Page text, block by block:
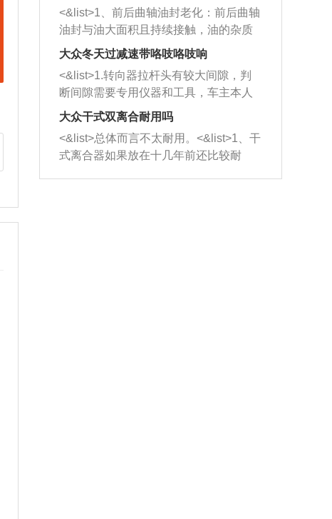
西取出来。但如果是因为积碳过多引起
的堵塞，就需要将三元催化器泡在草酸
洗剂对堵塞的情况得到解决，将清洗剂
放在燃油箱中，与燃油混合后，车辆启
动时，就可以和汽油一起进入到燃烧
室，最后形成废气排出，就可以让三元
催化器得到清洗，排气管堵塞的情况就
能够得到解决。
一圈半的练习，往右同样也要打相同的
圈数。 <&list>3、最后强调要反复练
习，这样就可以形成肌肉记忆，在真实
驾驶车辆时，不需要记忆也能打好方
向。
<&list>1、前后曲轴油封老化：前后曲轴
油封与油大面积且持续接触，油的杂质
和发动机内持续温度变化使其密封效果
逐渐减弱，导致渗油或漏油。<&list>2、
活塞间隙过大：积碳会使活塞环与缸体
的间隙扩大，导致机油流入燃烧室中，
造成烧机油。<&list>3、机油粘度。使用
机油粘度过小的话，同样会有烧机油现
象，机油粘度过小具有很好的流动性，
大众冬天过减速带咯吱咯吱响
<&list>1.转向器拉杆头有较大间隙，判
断间隙需要专用仪器和工具，车主本人
无法制作，需要将车辆送到修理厂或4s
店；<&list>2.车辆半轴套管防尘罩破
裂，破裂后会出现漏油现象，使半轴磨
损严重，磨损的半轴容易损坏，产生异
响；<&list>3.稳定器的转向胶套和球头
大众干式双离合耐用吗
<&list>总体而言不太耐用。<&list>1、干
式离合器如果放在十几年前还比较耐